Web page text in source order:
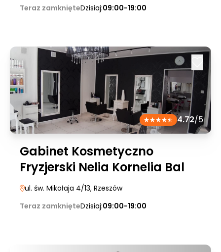
Teraz zamknięteDzisiaj:09:00-19:00
4.72/5
Gabinet Kosmetyczno
Fryzjerski Nelia Kornelia Bal
ul. św. Mikołaja 4/13, Rzeszów
Teraz zamknięteDzisiaj:09:00-19:00